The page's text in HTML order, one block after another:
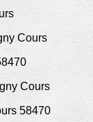
Cours
Cours
58470